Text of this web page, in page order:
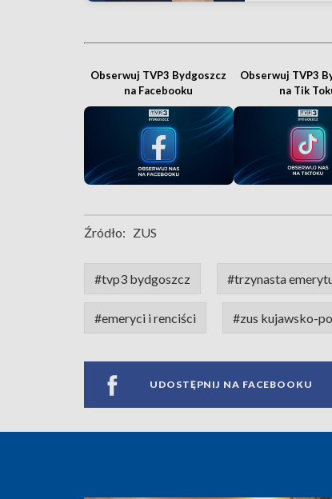
Obserwuj TVP3 Bydgoszcz
na Facebooku
Obserwuj TVP3
na Tik
Źródło: ZUS
#tvp3 bydgoszcz #trzynasta
#emeryci i renciści #zus kujawsko-
UDOSTĘPNIJ NA FACEBOOKU